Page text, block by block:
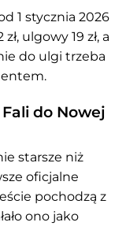
1 stycznia 2026
ulgowy 19 zł, a
do ulgi trzeba
do Nowej
starsze niż
oficjalne
pochodzą z
ono jako